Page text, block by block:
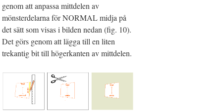
genom att anpassa mittdelen av
mönsterdelarna för NORMAL midja på
det sätt som visas i bilden nedan (fig. 10).
Det görs genom att lägga till en liten
trekantig bit till högerkanten av mittdelen.